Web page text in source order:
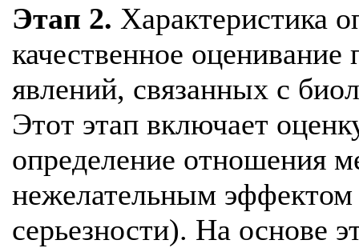
Этап 2. Характеристика
качественное
явлений, связанных с
Этот этап включает
определение отношения
нежелательным эффектом
серьезности). На основе